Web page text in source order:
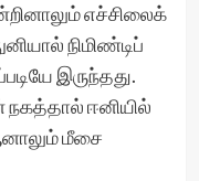
எச்சிலைக்
நிமிண்டிப்
இருந்தது.
நகத்தால் ஈனியில்
மீசை